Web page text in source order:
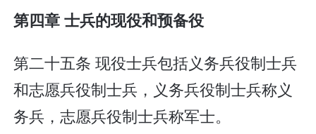
第四章 士兵的现役和预备役
第二十五条 现役士兵包括义务兵役制士兵
和志愿兵役制士兵，义务兵役制士兵称义
务兵，志愿兵役制士兵称军士。